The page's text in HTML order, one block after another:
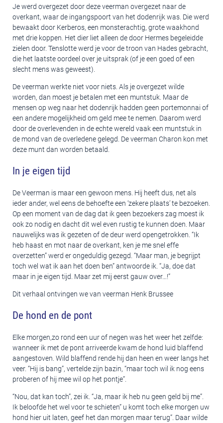
Je werd overgezet door deze veerman overgezet naar de
overkant, waar de ingangspoort van het dodenrijk was. Die werd
bewaakt door Kerberos, een monsterachtig, grote waakhond
met drie koppen. Het dier liet alleen de door Hermes begeleidde
zielen door. Tenslotte werd je voor de troon van Hades gebracht,
die het laatste oordeel over je uitsprak (of je een goed of een
slecht mens was geweest).
De veerman werkte niet voor niets. Als je overgezet wilde
worden, dan moest je betalen met een muntstuk. Maar de
mensen op weg naar het dodenrijk hadden geen portemonnai of
een andere mogelijkheid om geld mee te nemen. Daarom werd
door de overlevenden in de echte wereld vaak een muntstuk in
de mond van de overledene gelegd. De veerman Charon kon met
deze munt dan worden betaald.
In je eigen tijd
De Veerman is maar een gewoon mens. Hij heeft dus, net als
ieder ander, wel eens de behoefte een ‘zekere plaats’ te bezoeken.
Op een moment van de dag dat ik geen bezoekers zag moest ik
ook zo nodig en dacht dit wel even rustig te kunnen doen. Maar
nauwelijks was ik gezeten of de deur werd opengetrokken. “Ik
heb haast en mot naar de overkant, ken je me snel effe
overzetten” werd er ongeduldig gezegd. “Maar man, je begrijpt
toch wel wat ik aan het doen ben” antwoorde ik. “Ja, doe dat
maar in je eigen tijd. Maar zet mij eerst gauw over…!”
Dit verhaal ontvingen we van veerman Henk Brussee
De hond en de pont
Elke morgen,zo rond een uur of negen was het weer het zelfde:
wanneer ik met de pont arriveerde kwam de hond luid blaffend
aangestoven. Wild blaffend rende hij dan heen en weer langs het
veer. “Hij is bang”, vertelde zijn bazin, “maar toch wil ik nog eens
proberen of hij mee wil op het pontje”.
“Nou, dat kan toch”, zei ik. “Ja, maar ik heb nu geen geld bij me”.
Ik beloofde het wel voor te schieten” u komt toch elke morgen uw
hond hier uit laten, geef het dan morgen maar terug”. Daar wilde